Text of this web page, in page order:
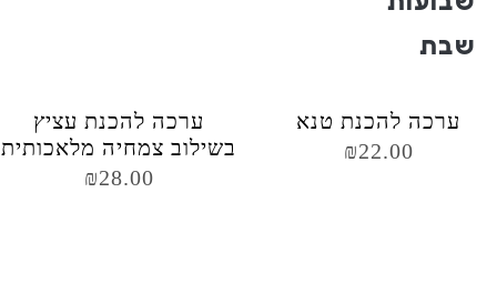
שבת
ערכה להכנת טנא
₪22.00
ערכה להכנת עציץ
בשילוב צמחיה מלאכותית
₪28.00